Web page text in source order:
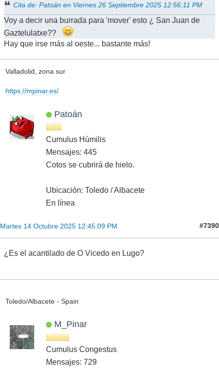
Cita de: Patoán en Viernes 26 Septiembre 2025 12:56:11 PM
Voy a decir una burrada para 'mover' esto ¿ San Juan de
Gaztelulatxe??
Hay que irse más al oeste... bastante más!
Valladolid, zona sur
https://mpinar.es/
Patoán
Cumulus Húmilis
Mensajes: 445
Cotos se cubrirá de hielo.
Ubicación: Toledo / Albacete
En línea
Martes 14 Octubre 2025 12:45:09 PM #7390
¿Es el acantilado de O Vicedo en Lugo?
Toledo/Albacete - Spain
M_Pinar
Cumulus Congestus
Mensajes: 729